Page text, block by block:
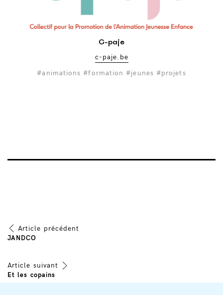
C-paje
c-paje.be
#animations #formation #jeunes #projets
Navigation
de
l’article
Article précédent
JANDCO
Article suivant
Et les copains